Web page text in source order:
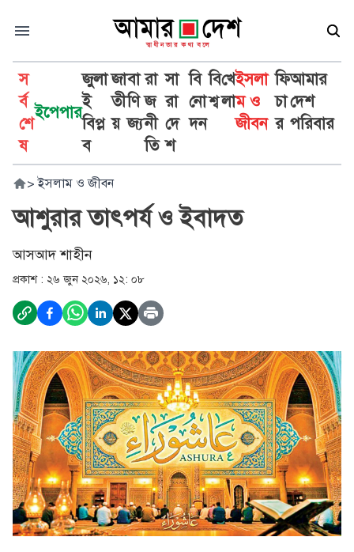
স
র্ব
শে
ষ
ইপেপার
জুলা
ই
বিপ্ল
ব
জা
তী
য়
বা
ণি
জ্য
রা
জ
নী
তি
সা
রা
দে
শ
বি
নো
দন
বি
শ্ব
খে
লা
ইসলা
ম ও
জীবন
ফি
চা
র
আমার
দেশ
পরিবার
> ইসলাম ও জীবন
আশুরার তাৎপর্য ও ইবাদত
আসআদ শাহীন
প্রকাশ : ২৬ জুন ২০২৬, ১২: ০৮